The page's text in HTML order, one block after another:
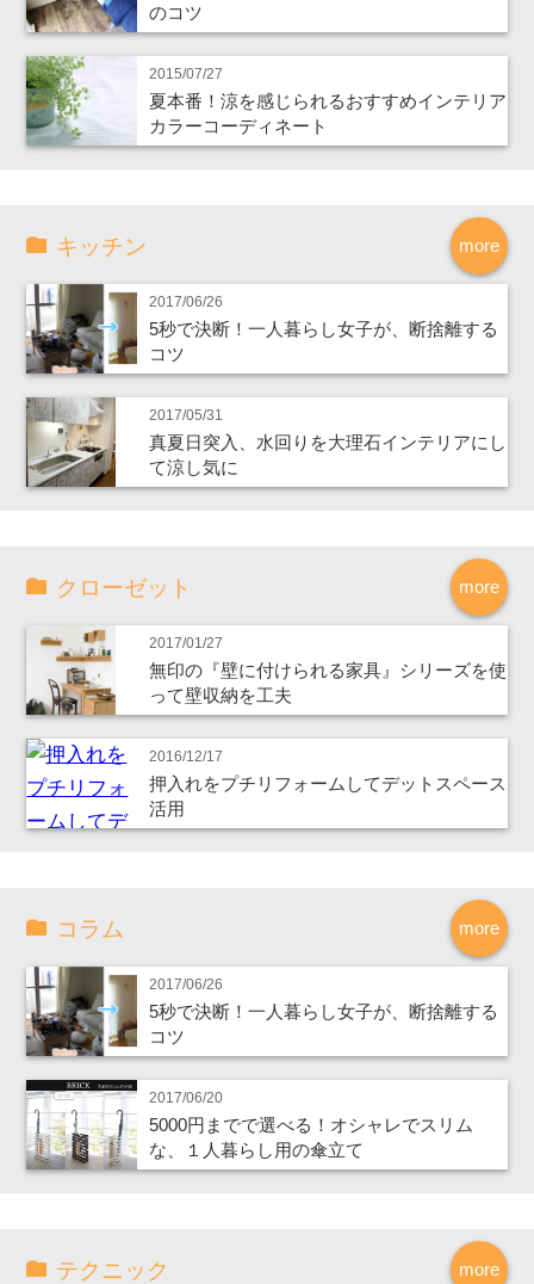
のコツ
2015/07/27
夏本番！涼を感じられるおすすめインテリア
カラーコーディネート
more
キッチン
2017/06/26
5秒で決断！一人暮らし女子が、断捨離する
コツ
2017/05/31
真夏日突入、水回りを大理石インテリアにし
て涼し気に
more
クローゼット
2017/01/27
無印の『壁に付けられる家具』シリーズを使
って壁収納を工夫
2016/12/17
押入れをプチリフォームしてデットスペース
活用
more
コラム
2017/06/26
5秒で決断！一人暮らし女子が、断捨離する
コツ
2017/06/20
5000円までで選べる！オシャレでスリム
な、１人暮らし用の傘立て
more
テクニック